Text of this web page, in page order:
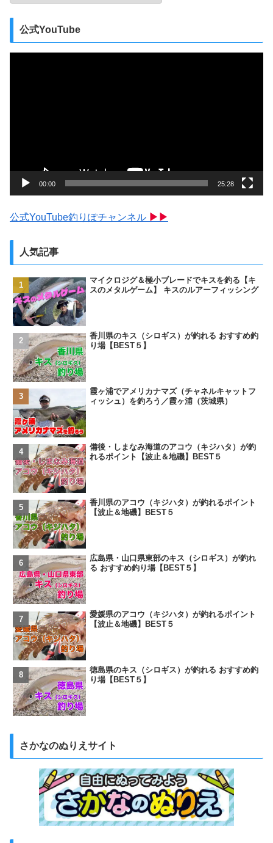
公式YouTube
00:00 25:28
公式YouTube釣りぽチャンネル ▶▶
人気記事
マイクロジグ＆極小ブレードでキスを釣る【キ
スのメタルゲーム】 キスのルアーフィッシング
香川県のキス（シロギス）が釣れる おすすめ釣
り場【BEST５】
霞ヶ浦でアメリカナマズ（チャネルキャットフ
ィッシュ）を釣ろう／霞ヶ浦（茨城県）
備後・しまなみ海道のアコウ（キジハタ）が釣
れるポイント【波止＆地磯】BEST５
香川県のアコウ（キジハタ）が釣れるポイント
【波止＆地磯】BEST５
広島県・山口県東部のキス（シロギス）が釣れ
る おすすめ釣り場【BEST５】
愛媛県のアコウ（キジハタ）が釣れるポイント
【波止＆地磯】BEST５
徳島県のキス（シロギス）が釣れる おすすめ釣
り場【BEST５】
さかなのぬりえサイト